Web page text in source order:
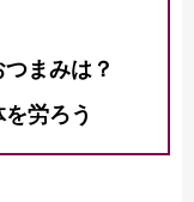
まみは？
労ろう